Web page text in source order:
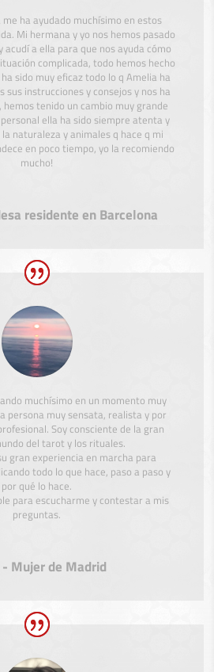
ha ayudado muchísimo en estos
Mi hermana y yo nos hemos pasado
a ella para que nos ayuda cómo
complicada, todo hemos hecho
sido muy eficaz todo lo q Amelia ha
sus instrucciones y consejos y nos ha
hemos tenido un cambio muy grande
ella ha sido siempre atenta y
naturaleza y animales q hace q mi
en poco tiempo, yo la recomiendo
mucho!
residente en Barcelona
muchísimo en un momento muy
persona muy sensata, realista y por
Soy consciente de la gran
del tarot y los rituales.
gran experiencia en marcha para
todo lo que hace, paso a paso y
por qué lo hace.
para escucharme y contestar a mis
preguntas.
- Mujer de Madrid